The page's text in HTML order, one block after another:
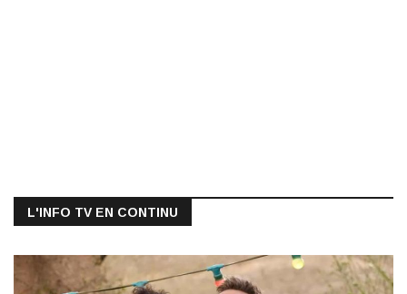
L'INFO TV EN CONTINU